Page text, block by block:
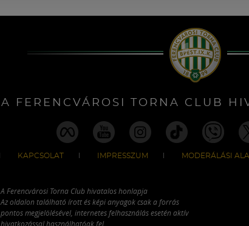
A FERENCVÁROSI TORNA CLUB
KAPCSOLAT IMPRESSZUM MODERÁLÁSI
A Ferencvárosi Torna Club hivatalos honlapja
Az oldalon található írott és képi anyagok csak a forrás
pontos megjelölésével, internetes felhasználás esetén aktív
hivatkozással használhatóak fel.